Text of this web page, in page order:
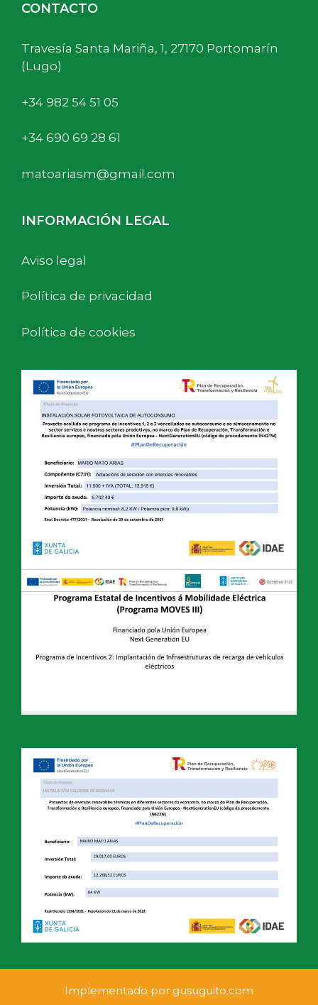
CONTACTO
Travesía Santa Mariña, 1, 27170 Portomarín
(Lugo)
+34 982 54 51 05
+34 690 69 28 61
matoariasm@gmail.com
INFORMACIÓN LEGAL
Aviso legal
Política de privacidad
Política de cookies
Implementado por gusuguito.com